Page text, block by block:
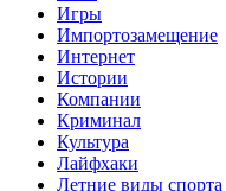
Игры
Импортозамещение
Интернет
Истории
Компании
Криминал
Культура
Лайфхаки
Летние виды спорта